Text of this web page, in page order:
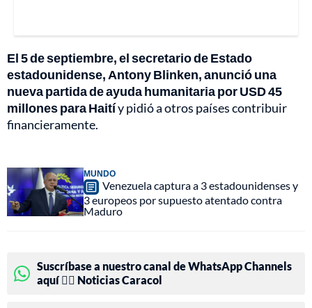
El 5 de septiembre, el secretario de Estado
estadounidense, Antony Blinken, anunció una
nueva partida de ayuda humanitaria por USD 45
millones para Haitíy pidió a otros países contribuir
financieramente.
MUNDO
Venezuela captura a 3 estadounidenses y
3 europeos por supuesto atentado contra
Maduro
Suscríbase a nuestro canal de WhatsApp Channels
aquí 👉🏻 Noticias Caracol